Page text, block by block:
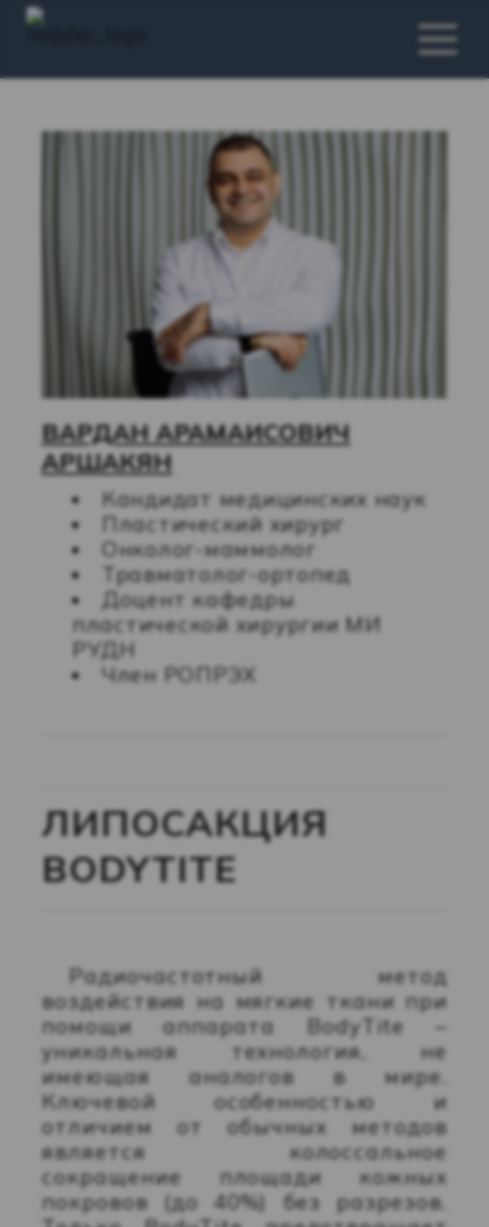
ВАРДАН АРАМАИСОВИЧ
АРШАКЯН
⁠Кандидат медицинских наук
⁠Пластический хирург
⁠Онколог-маммолог
⁠Травматолог-ортопед
⁠Доцент кафедры
пластической хирургии МИ
РУДН
⁠Член РОПРЭХ
ЛИПОСАКЦИЯ
BODYTITE
Радиочастотный метод
воздействия на мягкие ткани при
помощи аппарата BodyTite –
уникальная технология, не
имеющая аналогов в мире.
Ключевой особенностью и
отличием от обычных методов
является колоссальное
сокращение площади кожных
покровов (до 40%) без разрезов.